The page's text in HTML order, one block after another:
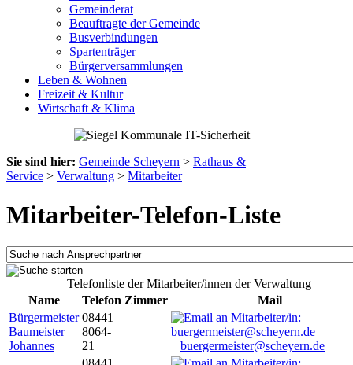
Gemeinderat
Beauftragte der Gemeinde
Busverbindungen
Spartenträger
Bürgerversammlungen
Leben & Wohnen
Freizeit & Kultur
Wirtschaft & Klima
Sie sind hier: Gemeinde Scheyern > Rathaus &
Service > Verwaltung > Mitarbeiter
Mitarbeiter-Telefon-Liste
Telefonliste der Mitarbeiter/innen der Verwaltung
Name
Telefon Zimmer
Mail
Bürgermeister
Baumeister
Johannes
08441
8064-
21
buergermeister@scheyern.de